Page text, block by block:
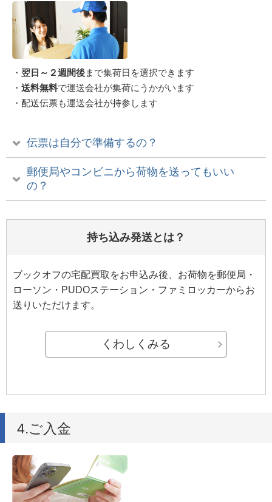
・ 翌日～２週間後まで集荷日を選択できます
・ 送料無料で運送会社が集荷にうかがいます
・配送伝票も運送会社が持参します
伝票は自分で準備するの？
郵便局やコンビニから荷物を送ってもいい
の？
持ち込み発送とは？
ブックオフの宅配買取をお申込み後、お荷物を郵便局・
ローソン・PUDOステーション・ファミロッカーからお
送りいただけます。
くわしくみる
4.ご入金